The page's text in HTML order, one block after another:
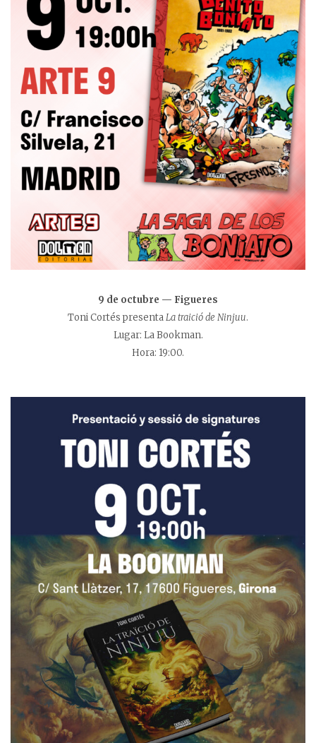
9 de octubre — Figueres
Toni Cortés presentaLa traició de Ninjuu.
Lugar: La Bookman.
Hora: 19:00.